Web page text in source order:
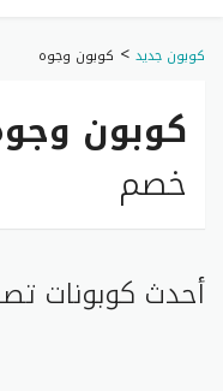
كوبون جديد > كوبون وجوه
كوبون
خصم
أحدث كوبونات